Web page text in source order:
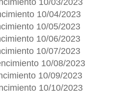
10/03/2023
10/04/2023
10/05/2023
10/06/2023
10/07/2023
10/08/2023
10/09/2023
10/10/2023